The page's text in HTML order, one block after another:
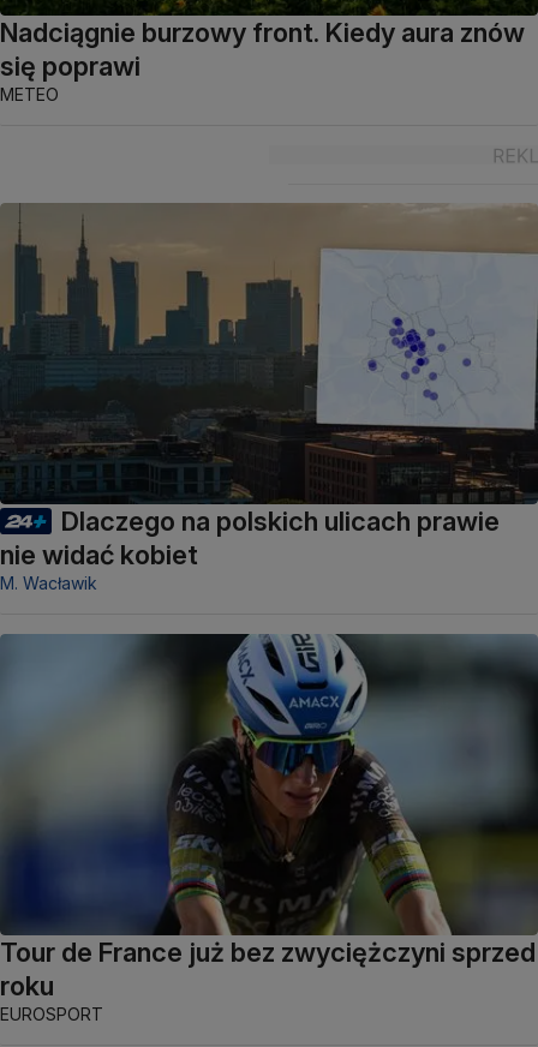
Nadciągnie burzowy front. Kiedy aura znów
się poprawi
METEO
Dlaczego na polskich ulicach prawie
nie widać kobiet
M. Wacławik
Tour de France już bez zwyciężczyni sprzed
roku
EUROSPORT